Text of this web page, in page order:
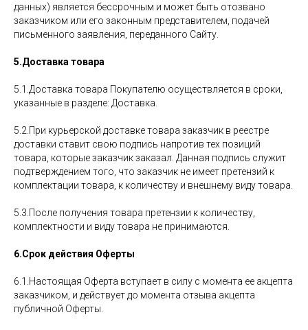
данных) является бессрочным и может быть отозвано
заказчиком или его законным представителем, подачей
письменного заявления, переданного Сайту.
5.Доставка товара
5.1.Доставка товара Покупателю осуществляется в сроки,
указанные в разделе: Доставка.
5.2.При курьерской доставке товара заказчик в реестре
доставки ставит свою подпись напротив тех позиций
товара, которые заказчик заказал. Данная подпись служит
подтверждением того, что заказчик не имеет претензий к
комплектации товара, к количеству и внешнему виду товара.
5.3.После получения товара претензии к количеству,
комплектности и виду товара не принимаются.
6.Срок действия Оферты
6.1.Настоящая Оферта вступает в силу с момента ее акцепта
заказчиком, и действует до момента отзыва акцепта
публичной Оферты.